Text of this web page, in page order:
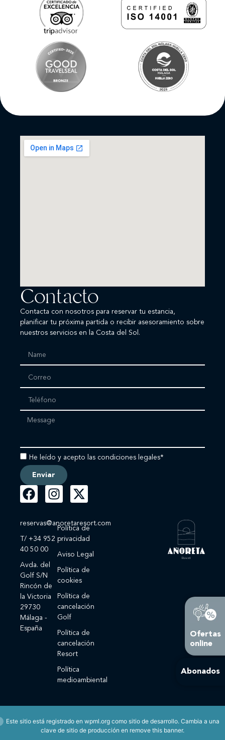
Contacto
Contacta con nosotros para reservar tu estancia,
planificar tu próxima partida o recibir asesoramiento sobre
nuestros servicios en la Costa del Sol.
He leído y acepto las condiciones legales*
Enviar
reservas@anoretaresort.com
T/ +34 952
40 50 00
Avda. del
Golf S/N
Rincón de
la Victoria
29730
Málaga -
España
Política de
privacidad
Aviso Legal
Política de
cookies
Política de
cancelación
Golf
Política de
cancelación
Resort
Política
medioambiental
Ofertas
online
Abonados
Este sitio está registrado en wpml.orgcomo sitio de desarrollo. Cambia a una
clave de sitio de producción en remove this banner.